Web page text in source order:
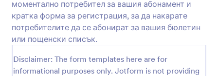
моментално потребител за вашия абонамент и
кратка форма за регистрация, за да накарате
потребителите да се абонират за вашия бюлетин
или пощенски списък.
Disclaimer: The form templates here are for
informational purposes only. Jotform is not providing
Преглед